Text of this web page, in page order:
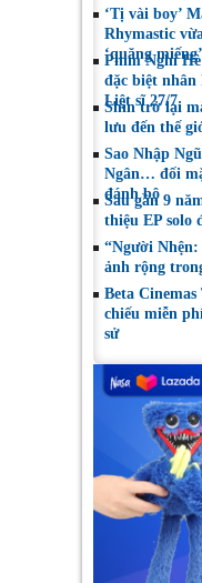
‘Tị vài boy’
Rhymastic
‘quăng miếng’
Phim Nghỉ
đặc biệt
Liệt sĩ 27/7
Shin trở lại
lưu đến thế
Sao Nhập
Ngân… đối
đánh bộ
Sau gần 9
thiệu EP solo
“Người
ảnh rộng
Beta
chiếu miễn
sử